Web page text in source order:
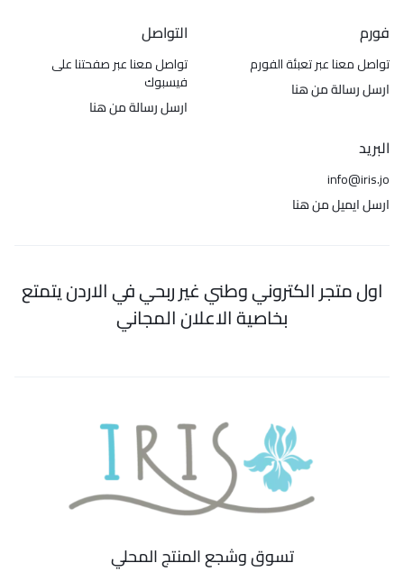
فورم
تواصل معنا عبر تعبئة الفورم
ارسل رسالة من هنا
التواصل
تواصل معنا عبر صفحتنا على
فيسبوك
ارسل رسالة من هنا
البريد
info@iris.jo
ارسل ايميل من هنا
اول متجر الكتروني وطني غير ربحي في الاردن يتمتع
بخاصية الاعلان المجاني
تسوق وشجع المنتج المحلي